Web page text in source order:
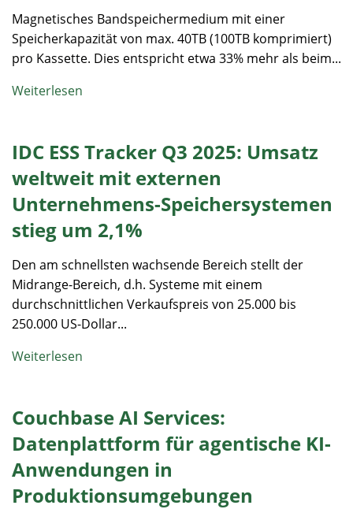
Magnetisches Bandspeichermedium mit einer
Speicherkapazität von max. 40TB (100TB komprimiert)
pro Kassette. Dies entspricht etwa 33% mehr als beim...
Weiterlesen
IDC ESS Tracker Q3 2025: Umsatz
weltweit mit externen
Unternehmens-Speichersystemen
stieg um 2,1%
Den am schnellsten wachsende Bereich stellt der
Midrange-Bereich, d.h. Systeme mit einem
durchschnittlichen Verkaufspreis von 25.000 bis
250.000 US-Dollar...
Weiterlesen
Couchbase AI Services:
Datenplattform für agentische KI-
Anwendungen in
Produktionsumgebungen